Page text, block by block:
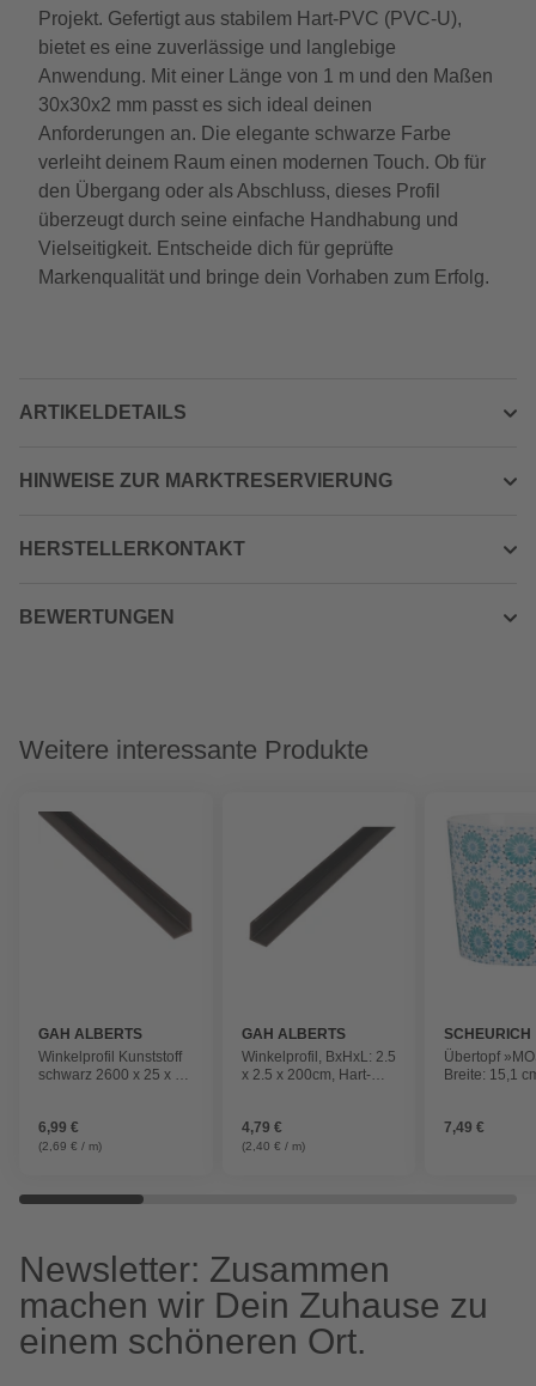
Projekt. Gefertigt aus stabilem Hart-PVC (PVC-U),
bietet es eine zuverlässige und langlebige
Anwendung. Mit einer Länge von 1 m und den Maßen
30x30x2 mm passt es sich ideal deinen
Anforderungen an. Die elegante schwarze Farbe
verleiht deinem Raum einen modernen Touch. Ob für
den Übergang oder als Abschluss, dieses Profil
überzeugt durch seine einfache Handhabung und
Vielseitigkeit. Entscheide dich für geprüfte
Markenqualität und bringe dein Vorhaben zum Erfolg.
ARTIKELDETAILS
HINWEISE ZUR MARKTRESERVIERUNG
HERSTELLERKONTAKT
BEWERTUNGEN
Weitere interessante Produkte
GAH ALBERTS
Winkelprofil Kunststoff
schwarz 2600 x 25 x 25
6,99 €
(2,69 € / m)
GAH ALBERTS
Winkelprofil, BxHxL: 2.5
x 2.5 x 200cm, Hart-
4,79 €
(2,40 € / m)
SCHEURICH
Übertopf
Breite: 15,1
7,49 €
Newsletter: Zusammen
machen wir Dein Zuhause zu
einem schöneren Ort.